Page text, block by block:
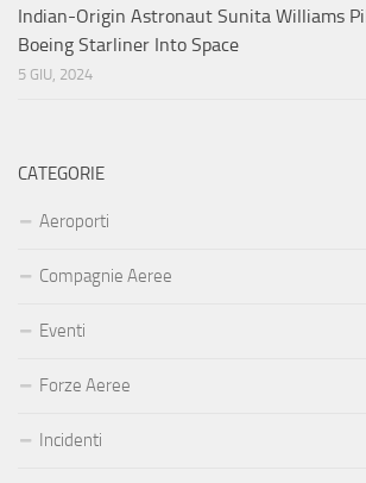
Indian-Origin Astronaut Sunita Williams
Boeing Starliner Into Space
5 GIU, 2024
CATEGORIE
Aeroporti
Compagnie Aeree
Eventi
Forze Aeree
Incidenti